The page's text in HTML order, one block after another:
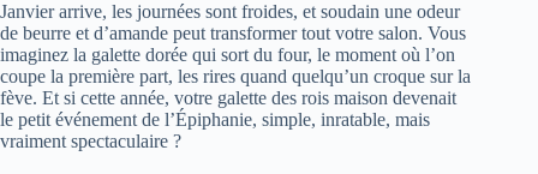
Janvier arrive, les journées sont froides, et soudain une odeur
de beurre et d’amande peut transformer tout votre salon. Vous
imaginez la galette dorée qui sort du four, le moment où l’on
coupe la première part, les rires quand quelqu’un croque sur la
fève. Et si cette année, votre galette des rois maison devenait
le petit événement de l’Épiphanie, simple, inratable, mais
vraiment spectaculaire ?